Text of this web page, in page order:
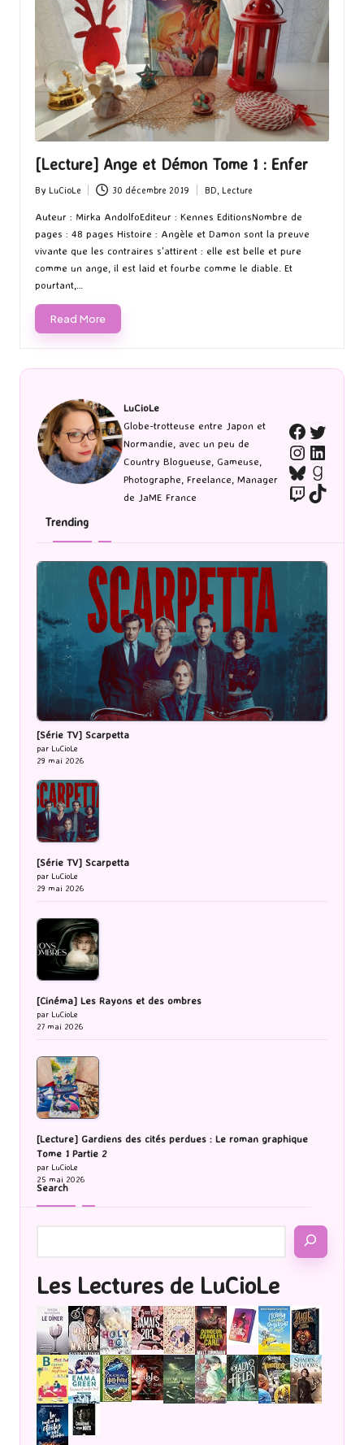
[Lecture] Ange et Démon Tome 1 : Enfer
Posted
by
By LuCioLe 30 décembre 2019
Posted
in
BD Lecture
Auteur : Mirka AndolfoEditeur : Kennes EditionsNombre de
pages : 48 pages Histoire : Angèle et Damon sont la preuve
vivante que les contraires s'attirent : elle est belle et pure
comme un ange, il est laid et fourbe comme le diable. Et
pourtant,…
Read More
LuCioLe
Globe-trotteuse entre Japon et
Normandie, avec un peu de
Country Blogueuse, Gameuse,
Photographe, Freelance, Manager
de JaME France
Bluesky
TwitchTikTok
Trending
[Série TV] Scarpetta
par LuCioLe
29 mai 2026
[Série TV] Scarpetta
par LuCioLe
29 mai 2026
[Cinéma] Les Rayons et des ombres
par LuCioLe
27 mai 2026
[Lecture] Gardiens des cités perdues : Le roman graphique
Tome 1 Partie 2
par LuCioLe
25 mai 2026
Search
Les Lectures de LuCioLe